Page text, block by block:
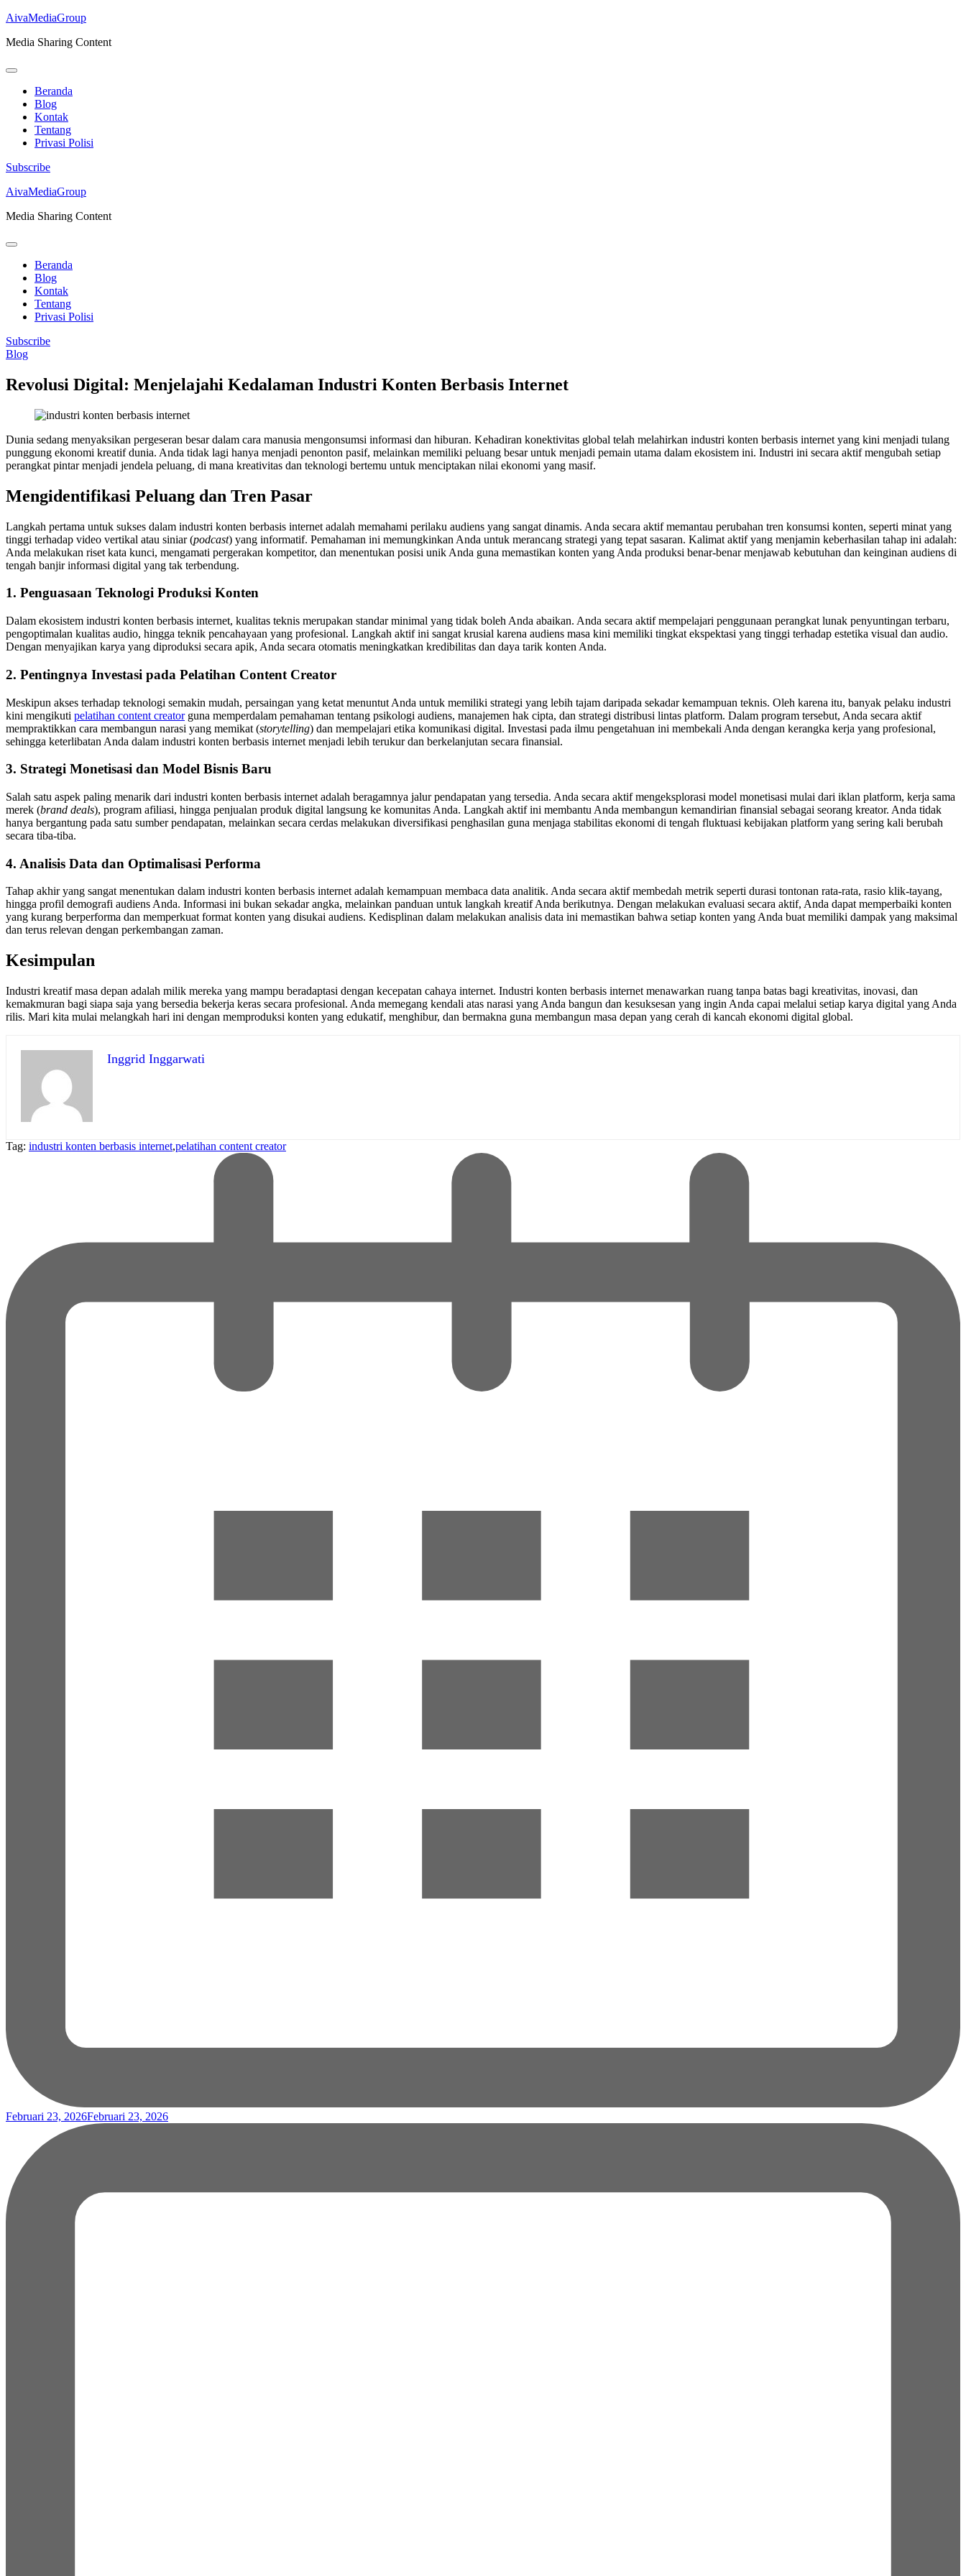
AivaMediaGroup
Media Sharing Content
Beranda
Blog
Kontak
Tentang
Privasi Polisi
Subscribe
Lompat
konten
Enter)
AivaMediaGroup
Media Sharing Content
Beranda
Blog
Kontak
Tentang
Privasi Polisi
Subscribe
Blog
Revolusi Digital: Menjelajahi Kedalaman Industri Konten Berbasis Internet
Dunia sedang menyaksikan pergeseran besar dalam cara manusia mengonsumsi informasi dan hiburan. Kehadiran konektivitas global telah melahirkan industri konten berbasis internet yang kini menjadi tulang
punggung ekonomi kreatif dunia. Anda tidak lagi hanya menjadi penonton pasif, melainkan memiliki peluang besar untuk menjadi pemain utama dalam ekosistem ini. Industri ini secara aktif mengubah setiap
perangkat pintar menjadi jendela peluang, di mana kreativitas dan teknologi bertemu untuk menciptakan nilai ekonomi yang masif.
Mengidentifikasi Peluang dan Tren Pasar
Langkah pertama untuk sukses dalam industri konten berbasis internet adalah memahami perilaku audiens yang sangat dinamis. Anda secara aktif memantau perubahan tren konsumsi konten, seperti minat yang
tinggi terhadap video vertikal atau siniar (podcast) yang informatif. Pemahaman ini memungkinkan Anda untuk merancang strategi yang tepat sasaran. Kalimat aktif yang menjamin keberhasilan tahap ini adalah:
Anda melakukan riset kata kunci, mengamati pergerakan kompetitor, dan menentukan posisi unik Anda guna memastikan konten yang Anda produksi benar-benar menjawab kebutuhan dan keinginan audiens di
tengah banjir informasi digital yang tak terbendung.
1. Penguasaan Teknologi Produksi Konten
Dalam ekosistem industri konten berbasis internet, kualitas teknis merupakan standar minimal yang tidak boleh Anda abaikan. Anda secara aktif mempelajari penggunaan perangkat lunak penyuntingan terbaru,
pengoptimalan kualitas audio, hingga teknik pencahayaan yang profesional. Langkah aktif ini sangat krusial karena audiens masa kini memiliki tingkat ekspektasi yang tinggi terhadap estetika visual dan audio.
Dengan menyajikan karya yang diproduksi secara apik, Anda secara otomatis meningkatkan kredibilitas dan daya tarik konten Anda.
2. Pentingnya Investasi pada Pelatihan Content Creator
Meskipun akses terhadap teknologi semakin mudah, persaingan yang ketat menuntut Anda untuk memiliki strategi yang lebih tajam daripada sekadar kemampuan teknis. Oleh karena itu, banyak pelaku industri
kini mengikuti pelatihan content creatorguna memperdalam pemahaman tentang psikologi audiens, manajemen hak cipta, dan strategi distribusi lintas platform. Dalam program tersebut, Anda secara aktif
mempraktikkan cara membangun narasi yang memikat (storytelling) dan mempelajari etika komunikasi digital. Investasi pada ilmu pengetahuan ini membekali Anda dengan kerangka kerja yang profesional,
sehingga keterlibatan Anda dalam industri konten berbasis internet menjadi lebih terukur dan berkelanjutan secara finansial.
3. Strategi Monetisasi dan Model Bisnis Baru
Salah satu aspek paling menarik dari industri konten berbasis internet adalah beragamnya jalur pendapatan yang tersedia. Anda secara aktif mengeksplorasi model monetisasi mulai dari iklan platform, kerja sama
merek (brand deals), program afiliasi, hingga penjualan produk digital langsung ke komunitas Anda. Langkah aktif ini membantu Anda membangun kemandirian finansial sebagai seorang kreator. Anda tidak
hanya bergantung pada satu sumber pendapatan, melainkan secara cerdas melakukan diversifikasi penghasilan guna menjaga stabilitas ekonomi di tengah fluktuasi kebijakan platform yang sering kali berubah
secara tiba-tiba.
4. Analisis Data dan Optimalisasi Performa
Tahap akhir yang sangat menentukan dalam industri konten berbasis internet adalah kemampuan membaca data analitik. Anda secara aktif membedah metrik seperti durasi tontonan rata-rata, rasio klik-tayang,
hingga profil demografi audiens Anda. Informasi ini bukan sekadar angka, melainkan panduan untuk langkah kreatif Anda berikutnya. Dengan melakukan evaluasi secara aktif, Anda dapat memperbaiki konten
yang kurang berperforma dan memperkuat format konten yang disukai audiens. Kedisplinan dalam melakukan analisis data ini memastikan bahwa setiap konten yang Anda buat memiliki dampak yang maksimal
dan terus relevan dengan perkembangan zaman.
Kesimpulan
Industri kreatif masa depan adalah milik mereka yang mampu beradaptasi dengan kecepatan cahaya internet. Industri konten berbasis internet menawarkan ruang tanpa batas bagi kreativitas, inovasi, dan
kemakmuran bagi siapa saja yang bersedia bekerja keras secara profesional. Anda memegang kendali atas narasi yang Anda bangun dan kesuksesan yang ingin Anda capai melalui setiap karya digital yang Anda
rilis. Mari kita mulai melangkah hari ini dengan memproduksi konten yang edukatif, menghibur, dan bermakna guna membangun masa depan yang cerah di kancah ekonomi digital global.
Inggrid Inggarwati
Tag: industri konten berbasis internet,pelatihan content creator
Februari 23, 2026Februari 23, 2026